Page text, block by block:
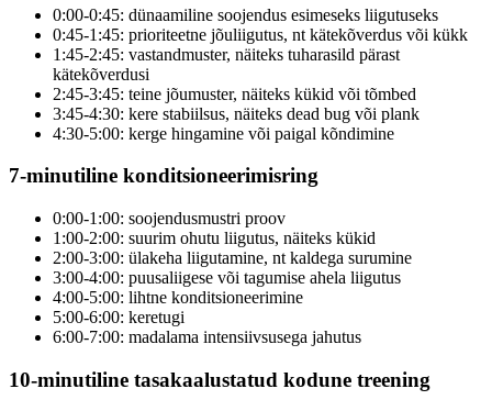
0:00-0:45: dünaamiline soojendus esimeseks liigutuseks
0:45-1:45: prioriteetne jõuliigutus, nt kätekõverdus või kükk
1:45-2:45: vastandmuster, näiteks tuharasild pärast
kätekõverdusi
2:45-3:45: teine jõumuster, näiteks kükid või tõmbed
3:45-4:30: kere stabiilsus, näiteks dead bug või plank
4:30-5:00: kerge hingamine või paigal kõndimine
7-minutiline konditsioneerimisring
0:00-1:00: soojendusmustri proov
1:00-2:00: suurim ohutu liigutus, näiteks kükid
2:00-3:00: ülakeha liigutamine, nt kaldega surumine
3:00-4:00: puusaliigese või tagumise ahela liigutus
4:00-5:00: lihtne konditsioneerimine
5:00-6:00: keretugi
6:00-7:00: madalama intensiivsusega jahutus
10-minutiline tasakaalustatud kodune treening